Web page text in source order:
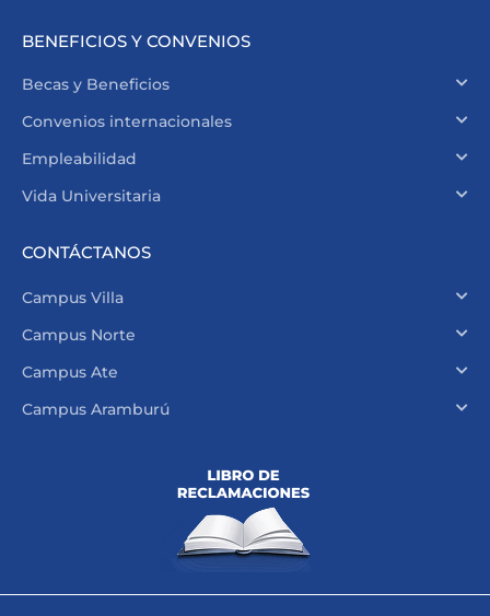
BENEFICIOS Y CONVENIOS
Becas y Beneficios
Convenios internacionales
Empleabilidad
Vida Universitaria
CONTÁCTANOS
Campus Villa
Campus Norte
Campus Ate
Campus Aramburú